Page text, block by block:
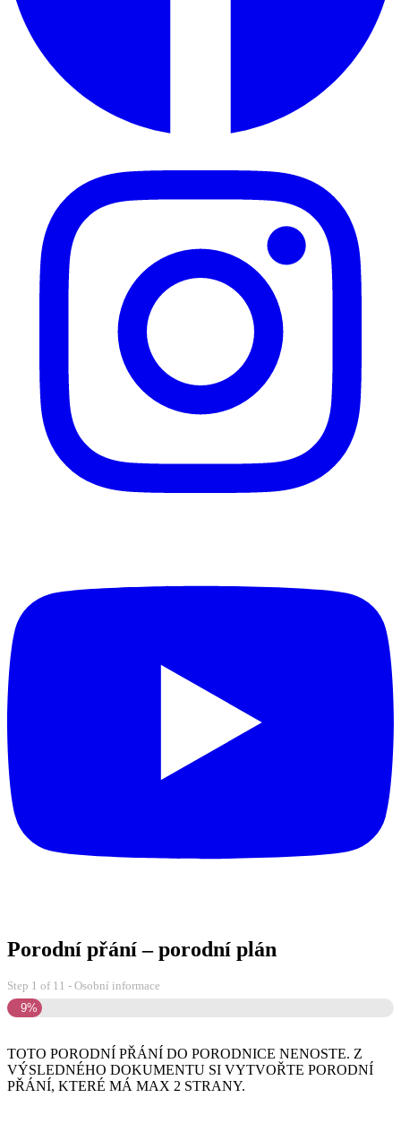
Porodní přání – porodní plán
Step 1 of 11 - Osobní informace
9%
TOTO PORODNÍ PŘÁNÍ DO PORODNICE NENOSTE. Z
VÝSLEDNÉHO DOKUMENTU SI VYTVOŘTE PORODNÍ
PŘÁNÍ, KTERÉ MÁ MAX 2 STRANY.